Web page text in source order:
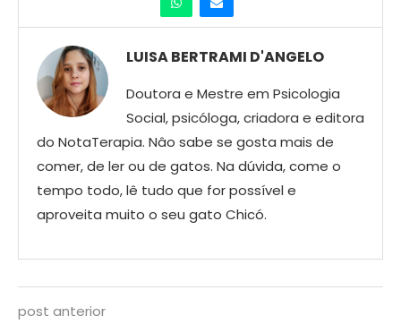
LUISA BERTRAMI D'ANGELO
Doutora e Mestre em Psicologia
Social, psicóloga, criadora e editora
do NotaTerapia. Nâo sabe se gosta mais de
comer, de ler ou de gatos. Na dúvida, come o
tempo todo, lê tudo que for possível e
aproveita muito o seu gato Chicó.
post anterior